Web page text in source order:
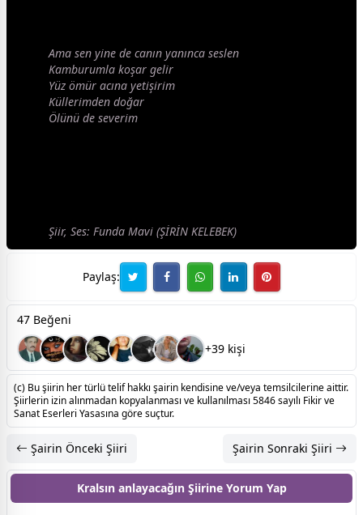
Ama sen yine de canın yanınca seslen
Kamburumla koşar gelir
Yüz ömür acına yetişirim
Küllerimden doğar
Ölünü de severim
Şiir, Ses: Funda Mavi (ŞİRİN KELEBEK)
Paylaş:
47 Beğeni
+39 kişi
(c) Bu şiirin her türlü telif hakkı şairin kendisine ve/veya temsilcilerine aittir.
Şiirlerin izin alınmadan kopyalanması ve kullanılması 5846 sayılı Fikir ve
Sanat Eserleri Yasasına göre suçtur.
Şairin Önceki Şiiri Şairin Sonraki Şiiri
Kralsın anlayacağın Şiirine Yorum Yap